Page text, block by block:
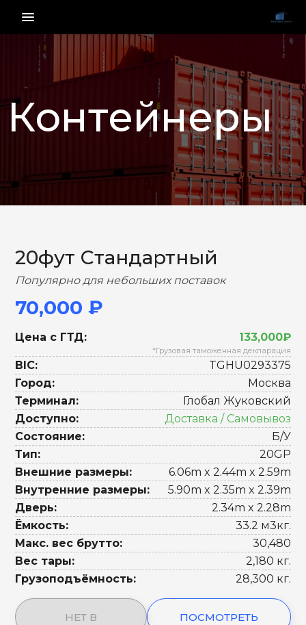
menu_vert
Контейнеры
НАЗАД ВПЕРЕД
20фут Стандартный
Популярно для небольших поставок
70,000 ₽
Цена с ГТД: 133,000₽
*Грузовая таможенная декларация
BIC:
TGHU0293375
Город:
Москва
Терминал:
Глобал Жуковский
Доступно:
Доставка / Самовывоз
Состояние:
Б/У
Тип:
20GP
Внешние размеры:
6.06m x 2.44m x 2.59m
Внутренние размеры:
5.90m x 2.35m x 2.39m
Дверь:
2.34m x 2.28m
Ёмкость:
33.2 м3кг.
Макс. вес брутто:
30,480
Вес тары:
2,180 кг.
Грузоподъёмность:
28,300 кг.
НЕТ В ПОСМОТРЕТЬ